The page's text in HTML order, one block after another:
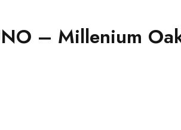
– Millenium